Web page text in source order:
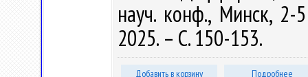
науч. конф., Минск,
2025. – С. 150-153.
Добавить в корзину Подробнее